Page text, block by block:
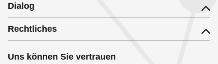
Dialog
Rechtliches
Uns können Sie vertrauen